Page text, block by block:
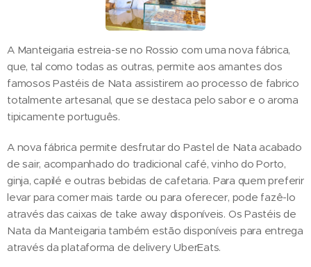
A Manteigaria estreia-se no Rossio com uma nova fábrica,
que, tal como todas as outras, permite aos amantes dos
famosos Pastéis de Nata assistirem ao processo de fabrico
totalmente artesanal, que se destaca pelo sabor e o aroma
tipicamente português.
A nova fábrica permite desfrutar do Pastel de Nata acabado
de sair, acompanhado do tradicional café, vinho do Porto,
ginja, capilé e outras bebidas de cafetaria. Para quem preferir
levar para comer mais tarde ou para oferecer, pode fazê-lo
através das caixas de take away disponíveis. Os Pastéis de
Nata da Manteigaria também estão disponíveis para entrega
através da plataforma de delivery UberEats.